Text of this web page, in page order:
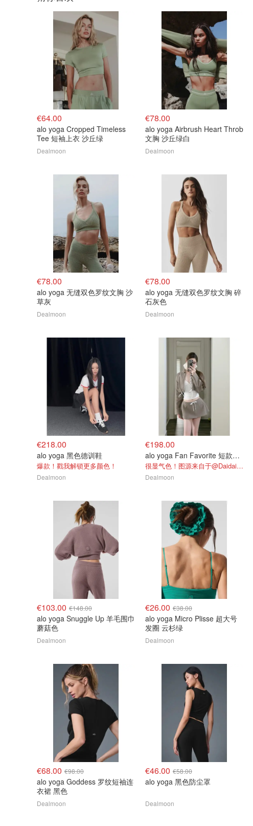
€64.00
alo yoga Cropped Timeless
Tee 短袖上衣 沙丘绿
Dealmoon
€78.00
alo yoga Airbrush Heart Throb
文胸 沙丘绿白
Dealmoon
€78.00
alo yoga 无缝双色罗纹文胸 沙
草灰
Dealmoon
€78.00
alo yoga 无缝双色罗纹文胸 碎
石灰色
Dealmoon
€218.00
alo yoga 黑色德训鞋
爆款！戳我解锁更多颜色！
Dealmoon
€198.00
alo yoga Fan Favorite 短款连帽拉链外套
很显气色！图源来自于@Daidai/xhs
Dealmoon
€103.00 €148.00
alo yoga Snuggle Up 羊毛围巾
蘑菇色
Dealmoon
€26.00 €38.00
alo yoga Micro Plisse 超大号
发圈 云杉绿
Dealmoon
€68.00 €98.00
alo yoga Goddess 罗纹短袖连
衣裙 黑色
Dealmoon
€46.00 €58.00
alo yoga 黑色防尘罩
Dealmoon